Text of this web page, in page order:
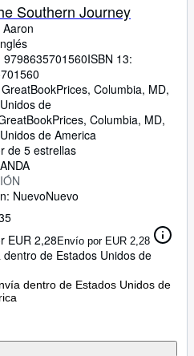
Southern Journey
9798635701560ISBN 13:
GreatBookPrices, Columbia, MD,
de
, Columbia, MD,
de America
de 5 estrellas
NuevoNuevo
EUR 2,28Envío por EUR 2,28
dentro de Estados Unidos de
dentro de Estados Unidos de